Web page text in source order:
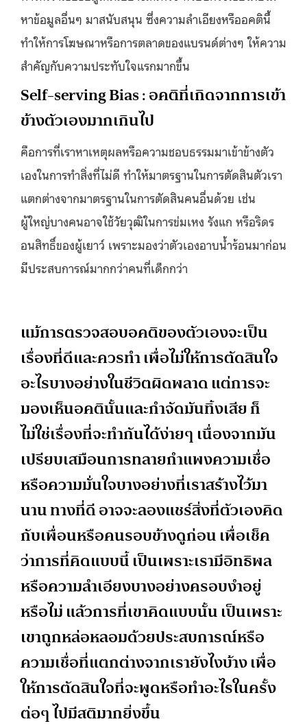
หาข้อมูลอื่นๆ มาสนับสนุน ซึ่งความลำเอียงหรืออคตินี้
ทำให้การโฆษณาหรือการตลาดของแบรนด์ต่างๆ ให้ความ
สำคัญกับความประทับใจแรกมากขึ้น
Self-serving Bias : อคติที่เกิดจากการเข้า
ข้างตัวเองมากเกินไป
คือการที่เราหาเหตุผลหรือความชอบธรรมมาเข้าข้างตัว
เองในการทำสิ่งที่ไม่ดี ทำให้มาตรฐานในการตัดสินตัวเรา
แตกต่างจากมาตรฐานในการตัดสินคนอื่นด้วย เช่น
ผู้ใหญ่บางคนอาจใช้วัยวุฒิในการข่มเหง รังแก หรือริดร
อนสิทธิ์ของผู้เยาว์ เพราะมองว่าตัวเองอาบน้ำร้อนมาก่อน
มีประสบการณ์มากกว่าคนที่เด็กกว่า
แม้การตรวจสอบอคติของตัวเองจะเป็น
เรื่องที่ดีและควรทำ เพื่อไม่ให้การตัดสินใจ
อะไรบางอย่างในชีวิตผิดพลาด แต่การจะ
มองเห็นอคตินั้นและกำจัดมันทิ้งเสีย ก็
ไม่ใช่เรื่องที่จะทำกันได้ง่ายๆ เนื่องจากมัน
เปรียบเสมือนการทลายกำแพงความเชื่อ
หรือความมั่นใจบางอย่างที่เราสร้างไว้มา
นาน ทางที่ดี อาจจะลองแชร์สิ่งที่ตัวเองคิด
กับเพื่อนหรือคนรอบข้างดูก่อน เพื่อเช็ค
ว่าการที่คิดแบบนี้ เป็นเพราะเรามีอิทธิพล
หรือความลำเอียงบางอย่างครอบงำอยู่
หรือไม่ แล้วการที่เขาคิดแบบนั้น เป็นเพราะ
เขาถูกหล่อหลอมด้วยประสบการณ์หรือ
ความเชื่อที่แตกต่างจากเรายังไงบ้าง เพื่อ
ให้การตัดสินใจที่จะพูดหรือทำอะไรในครั้ง
ต่อๆ ไปมีสติมากยิ่งขึ้น